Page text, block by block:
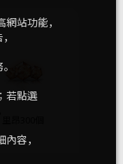
站功能，
若點選
容，